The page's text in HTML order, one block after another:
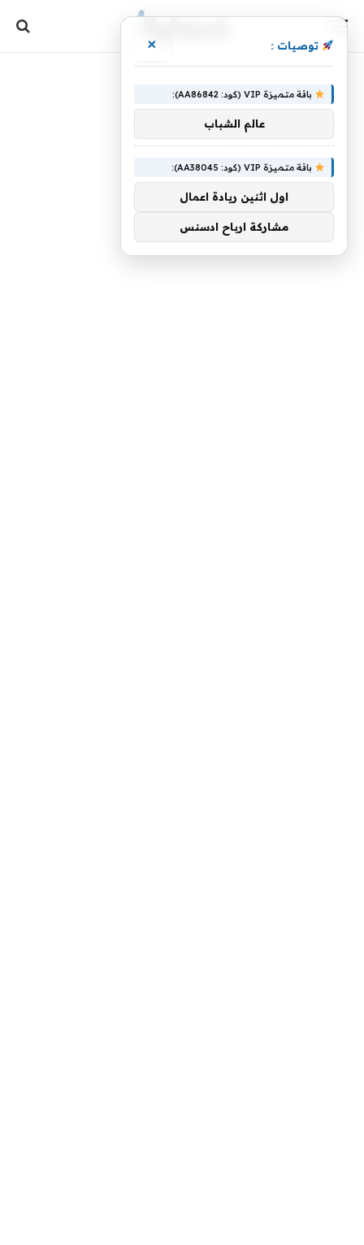
توصيات : ×
باقة متميزة VIP (كود: AA86842):
عالم الشباب
باقة متميزة VIP (كود: AA38045):
اول اثنين ريادة اعمال
مشاركة ارباح ادسنس